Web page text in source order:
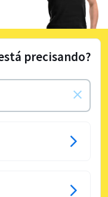
precisando?